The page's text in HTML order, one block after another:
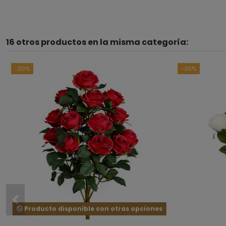
16 otros productos en la misma categoría:
-20%
Producto disponible con otras opciones
-20%